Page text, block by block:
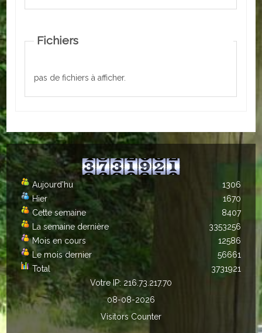
Ecole publique
ASSOCIATIONS
Loisirs et animations
Services
Culturelles
Parents d'élèves
Autres
ENTREPRISES
L'agriculture
Capitale du chrysanthème
Fichiers
pas de fichiers à afficher.
Aujourd'hu
Hier
Cette semaine
La semaine dernière
Mois en cours
Le mois dernier
Total
1306
1670
8407
3353256
12586
56661
3731921
Votre IP: 216.73.217.70
08-08-2026
Visitors Counter